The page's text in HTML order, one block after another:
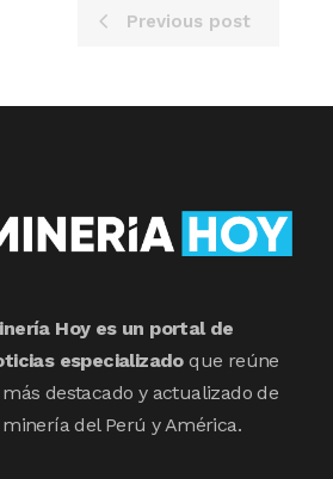
Previous post
Hoy es un portal de
especializadoque reúne
destacado y actualizado de
del Perú y América.